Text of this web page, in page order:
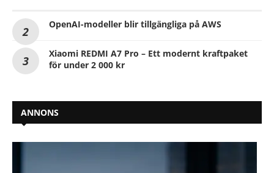
OpenAI-modeller blir tillgängliga på AWS
Xiaomi REDMI A7 Pro – Ett modernt kraftpaket
för under 2 000 kr
ANNONS